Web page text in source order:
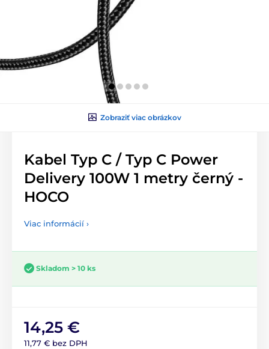
Zobraziť viac obrázkov
Kabel Typ C / Typ C Power
Delivery 100W 1 metry černý -
HOCO
Viac informácií ›
Skladom > 10 ks
14,25 €
11,77 € bez DPH